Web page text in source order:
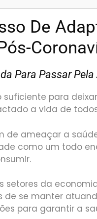
De
Para Passar
suficiente para
a vida de
de ameaçar a
como um todo
da
de se manter
para garantir a